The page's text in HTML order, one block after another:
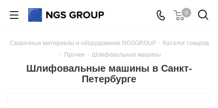
0
Сварочные материалы и оборудование NGSGROUP - Каталог товаров
- Прочее - Шлифовальные машины
Шлифовальные машины в Санкт-
Петербурге